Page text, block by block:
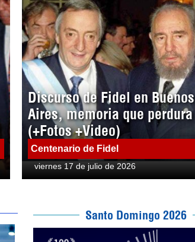
Discurso de Fidel en Buenos
Aires, memoria que perdura
(+Fotos +Video)
Centenario de Fidel
viernes 17 de julio de 2026
Santo Domingo 2026